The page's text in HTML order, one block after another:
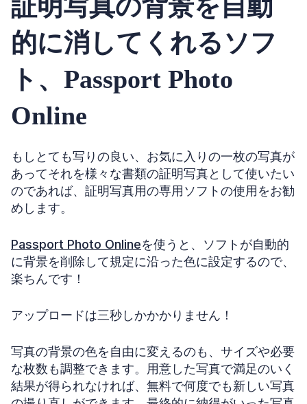
証明写真の背景を自動
的に消してくれるソフ
ト、 Passport Photo
Online
もしとても写りの良い、お気に入りの一枚の写真が
あってそれを様々な書類の証明写真として使いたい
のであれば、証明写真用の専用ソフトの使用をお勧
めします。
Passport Photo Onlineを使うと、ソフトが自動的
に背景を削除して規定に沿った色に設定するので、
楽ちんです！
アップロードは三秒しかかかりません！
写真の背景の色を自由に変えるのも、サイズや必要
な枚数も調整できます。用意した写真で満足のいく
結果が得られなければ、無料で何度でも新しい写真